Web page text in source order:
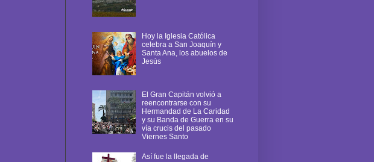
Hoy la Iglesia Católica
celebra a San Joaquín y
Santa Ana, los abuelos de
Jesús
El Gran Capitán volvió a
reencontrarse con su
Hermandad de La Caridad
y su Banda de Guerra en su
vía crucis del pasado
Viernes Santo
Así fue la llegada de